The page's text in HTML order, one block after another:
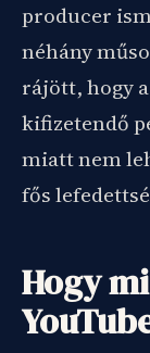
producer
néhány
rájött, hogy
kifizetendő
miatt nem
fős
Hogy